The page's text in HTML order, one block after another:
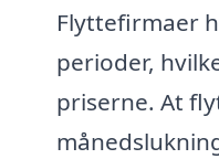
Flyttefirmaer
perioder,
priserne. At